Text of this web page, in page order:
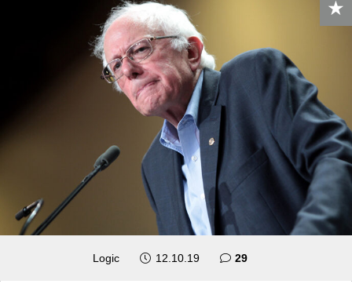
Logic 12.10.19 29komentara